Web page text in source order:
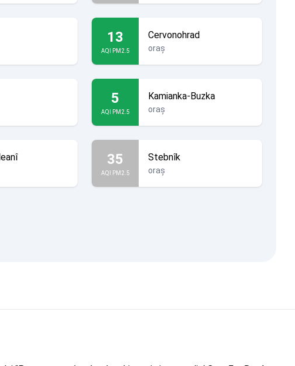
13
AQI PM2.5
Cervonohrad
oraș
5
AQI PM2.5
Kamianka-Buzka
oraș
35
AQI PM2.5
Stebnîk
oraș